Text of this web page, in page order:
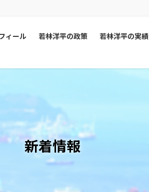
ィール 若林洋平の政策 若林洋平の実績
新着情報